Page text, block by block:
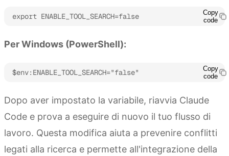
export ENABLE_TOOL_SEARCH=false
Copy
code
Per Windows (PowerShell):
$env:ENABLE_TOOL_SEARCH="false"
Copy
code
Dopo aver impostato la variabile, riavvia Claude
Code e prova a eseguire di nuovo il tuo flusso di
lavoro. Questa modifica aiuta a prevenire conflitti
legati alla ricerca e permette all'integrazione della